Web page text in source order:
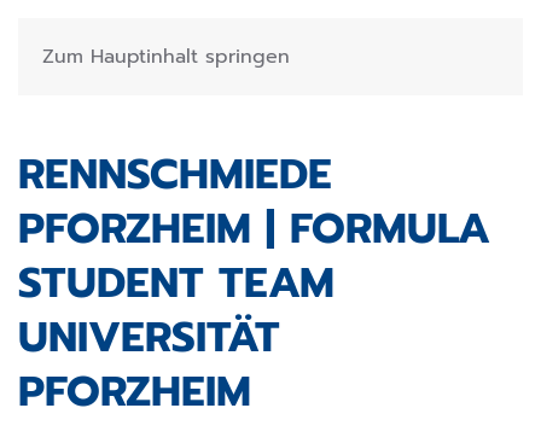
Zum Hauptinhalt springen
RENNSCHMIEDE
PFORZHEIM | FORMULA
STUDENT TEAM
UNIVERSITÄT
PFORZHEIM